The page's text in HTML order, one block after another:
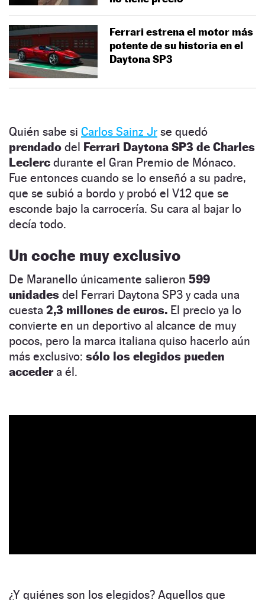
Ferrari estrena el motor más
potente de su historia en el
Daytona SP3
Quién sabe si Carlos Sainz Jr se quedó
prendado del Ferrari Daytona SP3 de Charles
Leclerc durante el Gran Premio de Mónaco.
Fue entonces cuando se lo enseñó a su padre,
que se subió a bordo y probó el V12 que se
esconde bajo la carrocería. Su cara al bajar lo
decía todo.
Un coche muy exclusivo
De Maranello únicamente salieron 599
unidades del Ferrari Daytona SP3 y cada una
cuesta 2,3 millones de euros. El precio ya lo
convierte en un deportivo al alcance de muy
pocos, pero la marca italiana quiso hacerlo aún
más exclusivo: sólo los elegidos pueden
accedera él.
¿Y quiénes son los elegidos? Aquellos que